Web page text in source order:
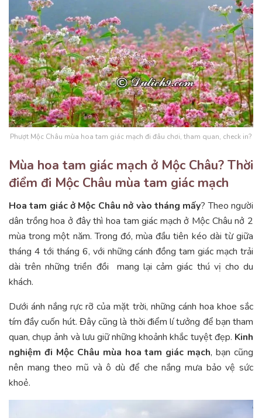
Phượt Mộc Châu mùa hoa tam giác mạch đi đâu chơi, tham quan, check in?
Mùa hoa tam giác mạch ở Mộc Châu? Thời
điểm đi Mộc Châu mùa tam giác mạch
Hoa tam giác ở Mộc Châu nở vào tháng mấy? Theo người
dân trồng hoa ở đây thì hoa tam giác mạch ở Mộc Châu nở 2
mùa trong một năm. Trong đó, mùa đầu tiên kéo dài từ giữa
tháng 4 tới tháng 6, với những cánh đồng tam giác mạch trải
dài trên những triền đồi mang lại cảm giác thú vị cho du
khách.
Dưới ánh nắng rực rỡ của mặt trời, những cánh hoa khoe sắc
tím đầy cuốn hút. Đây cũng là thời điểm lí tưởng để bạn tham
quan, chụp ảnh và lưu giữ những khoảnh khắc tuyệt đẹp. Kinh
nghiệm đi Mộc Châu mùa hoa tam giác mạch, bạn cũng
nên mang theo mũ và ô dù để che nắng mưa bảo vệ sức
khoẻ.